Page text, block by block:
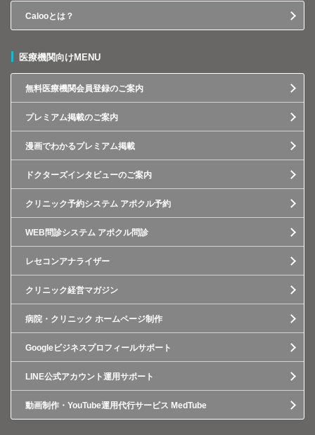
Calooとは？
医療機関向けMENU
無料医療機関会員登録のご案内
プレミアム掲載のご案内
漫画でわかるプレミアム掲載
ドクターズインタビューのご案内
クリニック予約システム アポクル予約
WEB問診システム アポクル問診
レセコンアナライザー
クリニック経営マガジン
病院・クリニック ホームページ制作
Googleビジネスプロフィールサポート
LINE公式アカウント運用サポート
動画制作・YouTube運用代行サービス MedTube